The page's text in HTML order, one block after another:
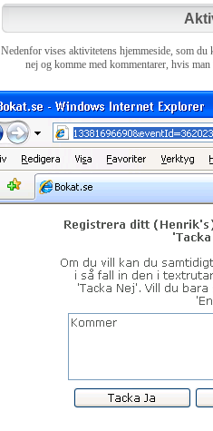
Nedenfor vises aktivitetens hjemmeside, som
nej og komme med kommentarer, hvis